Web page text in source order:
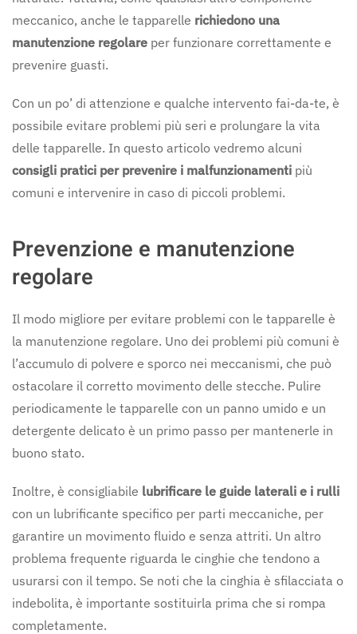
meccanico, anche le tapparelle richiedono una
manutenzione regolare per funzionare correttamente e
prevenire guasti.
Con un po’ di attenzione e qualche intervento fai-da-te, è
possibile evitare problemi più seri e prolungare la vita
delle tapparelle. In questo articolo vedremo alcuni
consigli pratici per prevenire i malfunzionamenti più
comuni e intervenire in caso di piccoli problemi.
Prevenzione e manutenzione
regolare
Il modo migliore per evitare problemi con le tapparelle è
la manutenzione regolare. Uno dei problemi più comuni è
l’accumulo di polvere e sporco nei meccanismi, che può
ostacolare il corretto movimento delle stecche. Pulire
periodicamente le tapparelle con un panno umido e un
detergente delicato è un primo passo per mantenerle in
buono stato.
Inoltre, è consigliabile lubrificare le guide laterali e i rulli
con un lubrificante specifico per parti meccaniche, per
garantire un movimento fluido e senza attriti. Un altro
problema frequente riguarda le cinghie che tendono a
usurarsi con il tempo. Se noti che la cinghia è sfilacciata o
indebolita, è importante sostituirla prima che si rompa
completamente.